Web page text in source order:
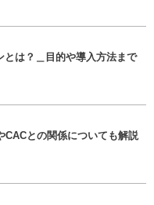
とは？＿目的や導入方法まで
CACとの関係についても解説